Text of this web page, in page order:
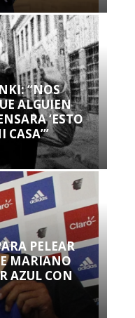
“NOS
ALGUIEN
‘ESTO
CASA’”
PELEAR
MARIANO
AZUL CON